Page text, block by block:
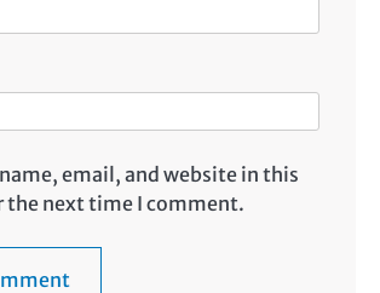
email, and website in this
the next time I comment.